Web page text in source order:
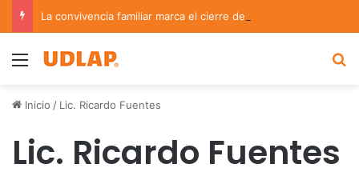
Menu
Inicio / Lic. Ricardo Fuentes
Lic. Ricardo Fuentes